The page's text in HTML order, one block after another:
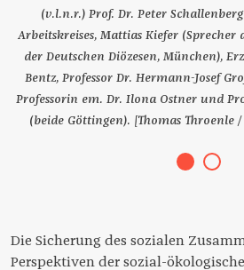
Die Sicherung des sozialen
Perspektiven der sozial-
(v.l.n.r.) Prof. Dr. Peter
Arbeitskreises, Mattias Kiefer
der Deutschen Diözesen, München),
Bentz, Professor Dr. Hermann-Josef
Professorin em. Dr. Ilona Ostner und
(beide Göttingen). [Thomas Throenle